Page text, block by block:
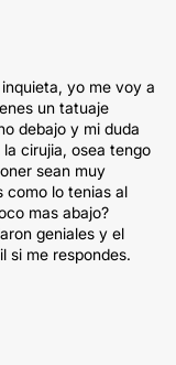
yo me voy a
un tatuaje
debajo y mi duda
cirujia, osea tengo
sean muy
como lo tenias al
mas abajo?
geniales y el
si me respondes.